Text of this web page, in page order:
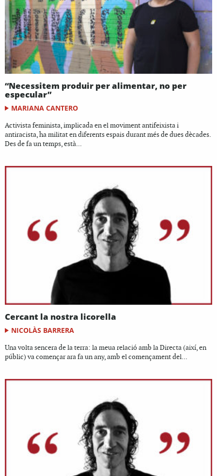
“Necessitem produir per alimentar, no per
especular”
MARIANA CANTERO
Activista feminista, implicada en el moviment antifeixista i
antiracista, ha militat en diferents espais durant més de dues dècades.
Des de fa un temps, està...
Cercant la nostra licorella
NICOLÀS BARRERA
Una volta sencera de la terra: la meua relació amb la Directa (així, en
públic) va començar ara fa un any, amb el començament del...